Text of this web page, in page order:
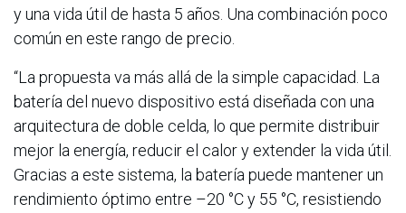
y una vida útil de hasta 5 años. Una combinación poco
común en este rango de precio.
“La propuesta va más allá de la simple capacidad. La
batería del nuevo dispositivo está diseñada con una
arquitectura de doble celda, lo que permite distribuir
mejor la energía, reducir el calor y extender la vida útil.
Gracias a este sistema, la batería puede mantener un
rendimiento óptimo entre –20 °C y 55 °C, resistiendo